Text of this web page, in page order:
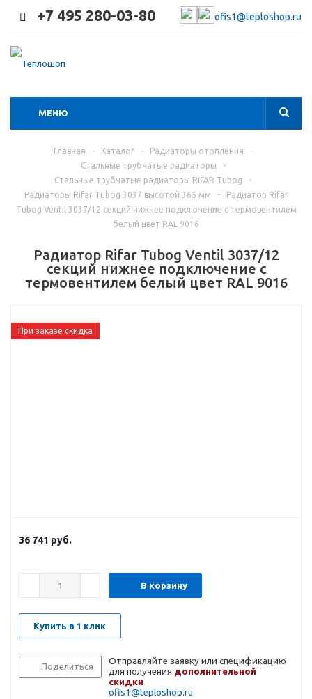
+7 495 280-03-80 ofis1@teploshop.ru
МЕНЮ
Главная - Каталог - Радиаторы отопления
-
Стальные трубчатые радиаторы
-
Стальные трубчатые радиаторы RIFAR Tubog
-
Радиаторы Rifar Tubog 3037 высотой 365 мм
-
Радиатор Rifar
Tubog Ventil 3037/12 секций нижнее подключение с термовентилем
белый цвет RAL 9016
Радиатор Rifar Tubog Ventil 3037/12
секций нижнее подключение с
термовентилем белый цвет RAL 9016
При заказе скидка
36 741 руб.
В корзину
Купить в 1 клик
Поделиться
Отправляйте заявку или спецификацию
для получения дополнительной
скидки
ofis1@teploshop.ru